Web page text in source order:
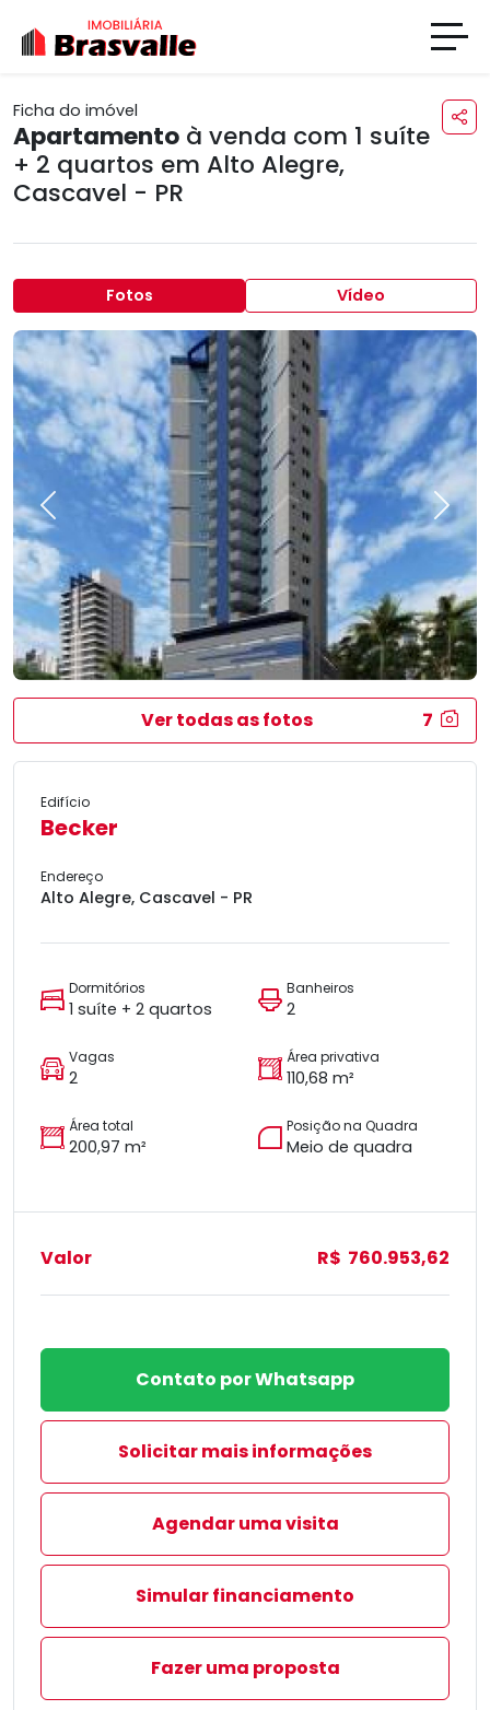
Ficha do imóvel
Apartamento à venda com 1 suíte
+ 2 quartos em Alto Alegre,
Cascavel - PR
Fotos Vídeo
Previous Next
Ver todas as fotos 7
Edifício
Becker
Endereço
Alto Alegre, Cascavel - PR
Dormitórios
1 suíte + 2 quartos
Banheiros
2
Vagas
2
Área privativa
110,68 m²
Área total
200,97 m²
Posição na Quadra
Meio de quadra
Valor R$ 760.953,62
Contato por Whatsapp
Solicitar mais informações
Agendar uma visita
Simular financiamento
Fazer uma proposta